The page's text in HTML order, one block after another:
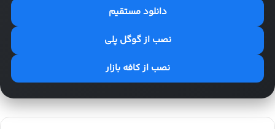
دانلود مستقیم
نصب از گوگل پلی
نصب از کافه بازار